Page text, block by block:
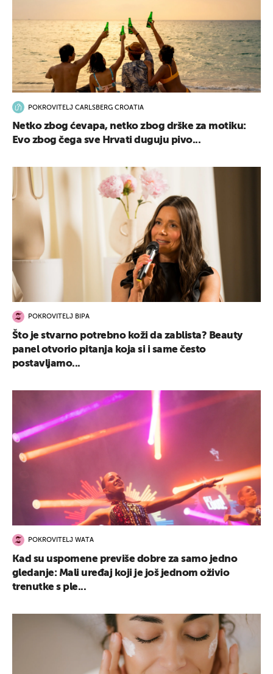
POKROVITELJ CARLSBERG CROATIA
Netko zbog ćevapa, netko zbog drške za motiku:
Evo zbog čega sve Hrvati duguju pivo...
POKROVITELJ BIPA
Što je stvarno potrebno koži da zablista? Beauty
panel otvorio pitanja koja si i same često
postavljamo...
POKROVITELJ WATA
Kad su uspomene previše dobre za samo jedno
gledanje: Mali uređaj koji je još jednom oživio
trenutke s ple...